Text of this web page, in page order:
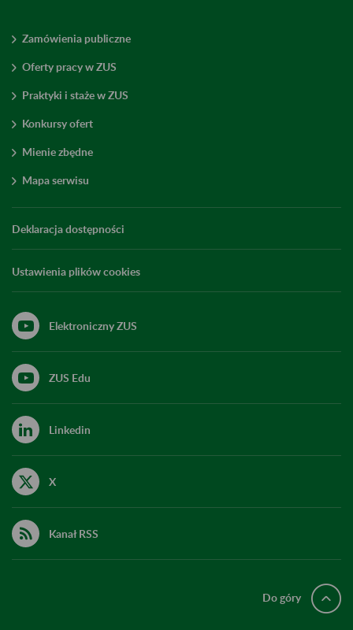
Zamówienia publiczne
Oferty pracy w ZUS
Praktyki i staże w ZUS
Konkursy ofert
Mienie zbędne
Mapa serwisu
Deklaracja dostępności
Ustawienia plików cookies
Elektroniczny ZUS
ZUS Edu
Linkedin
X
Kanał RSS
Do góry